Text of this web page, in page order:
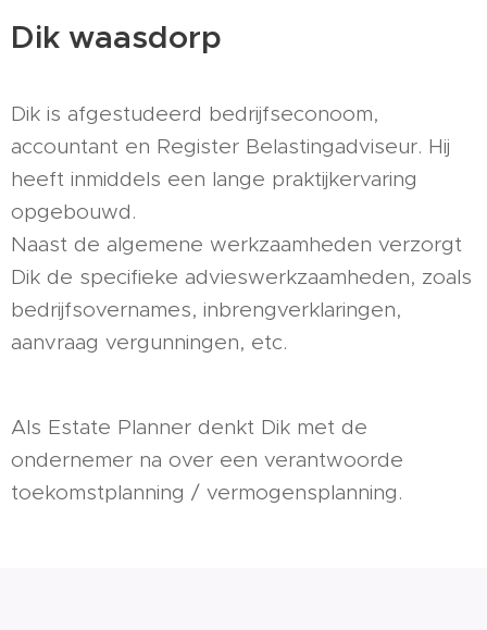
Dik waasdorp
Dik is afgestudeerd bedrijfseconoom,
accountant en Register Belastingadviseur. Hij
heeft inmiddels een lange praktijkervaring
opgebouwd.
Naast de algemene werkzaamheden verzorgt
Dik de specifieke advieswerkzaamheden, zoals
bedrijfsovernames, inbrengverklaringen,
aanvraag vergunningen, etc.
Als Estate Planner denkt Dik met de
ondernemer na over een verantwoorde
toekomstplanning / vermogensplanning.